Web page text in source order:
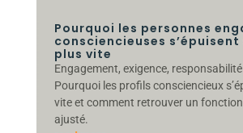
Pourquoi les personnes
consciencieuses
plus vite
Engagement, exigence,
Pourquoi les profils consciencieux
vite et comment retrouver un
ajusté.